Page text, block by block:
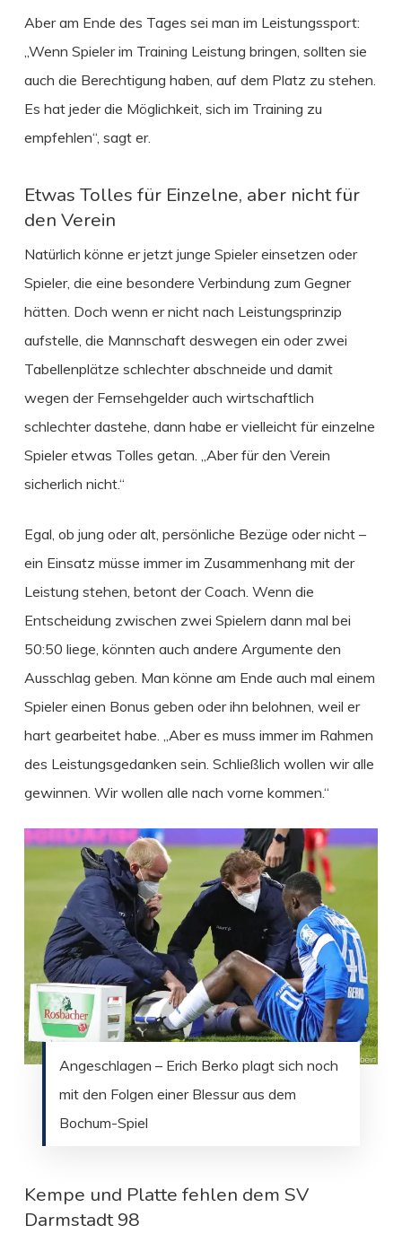
Aber am Ende des Tages sei man im Leistungssport:
„Wenn Spieler im Training Leistung bringen, sollten sie
auch die Berechtigung haben, auf dem Platz zu stehen.
Es hat jeder die Möglichkeit, sich im Training zu
empfehlen“, sagt er.
Etwas Tolles für Einzelne, aber nicht für
den Verein
Natürlich könne er jetzt junge Spieler einsetzen oder
Spieler, die eine besondere Verbindung zum Gegner
hätten. Doch wenn er nicht nach Leistungsprinzip
aufstelle, die Mannschaft deswegen ein oder zwei
Tabellenplätze schlechter abschneide und damit
wegen der Fernsehgelder auch wirtschaftlich
schlechter dastehe, dann habe er vielleicht für einzelne
Spieler etwas Tolles getan. „Aber für den Verein
sicherlich nicht.“
Egal, ob jung oder alt, persönliche Bezüge oder nicht –
ein Einsatz müsse immer im Zusammenhang mit der
Leistung stehen, betont der Coach. Wenn die
Entscheidung zwischen zwei Spielern dann mal bei
50:50 liege, könnten auch andere Argumente den
Ausschlag geben. Man könne am Ende auch mal einem
Spieler einen Bonus geben oder ihn belohnen, weil er
hart gearbeitet habe. „Aber es muss immer im Rahmen
des Leistungsgedanken sein. Schließlich wollen wir alle
gewinnen. Wir wollen alle nach vorne kommen.“
Angeschlagen – Erich Berko plagt sich noch
mit den Folgen einer Blessur aus dem
Bochum-Spiel
Kempe und Platte fehlen dem SV
Darmstadt 98